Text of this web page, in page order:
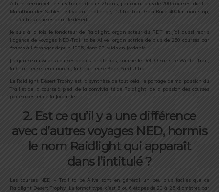
A titre personnel, je suis Trailer depuis 25 ans, j’ai couru plus de 200 courses, dont le
Marathon des Sables, le Lybian Challenge, l’Ultra Trail Gobi Race 400km non-stop,
et d’autres courses dans le désert.
Je suis à la fois le fondateur de Raidlight, organisateur du RDT, et j’ai aussi repris
l’agence de voyages NED-Trail to be Alive, organisatrice de plus de 250 courses par
étapes à l’étranger depuis 1995, dont 23 raids en Jordanie.
J’organise aussi des courses depuis longtemps, comme le Défi Oisans, le Winter Trail,
la Chartreuse Terminorum, la Chartreuse Back Yard Ultra…
Le Raidlight Désert Trophy est la synthèse de tout cela, le partage de ma passion du
Trail et de la course à pied, de la convivialité de Raidlight, de la passion des courses
par étapes, et de la Jordanie.
2. Est ce qu’il y a une différence
avec d’autres voyages NED, hormis
le nom Raidlight qui apparaît
dans l’intitulé ?
Les courses NED – Trail to be Alive sont en général un peu plus faciles que ce
Raidlight Desert Trophy. Le format type, c’est 5 ou 6 étapes de 20 à 25 kilomètres par